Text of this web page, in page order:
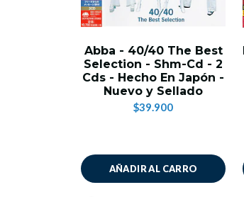
Abba - 40/40 The Best
Selection - Shm-Cd - 2
Cds - Hecho En Japón -
Nuevo y Sellado
$39.900
AÑADIR AL CARRO